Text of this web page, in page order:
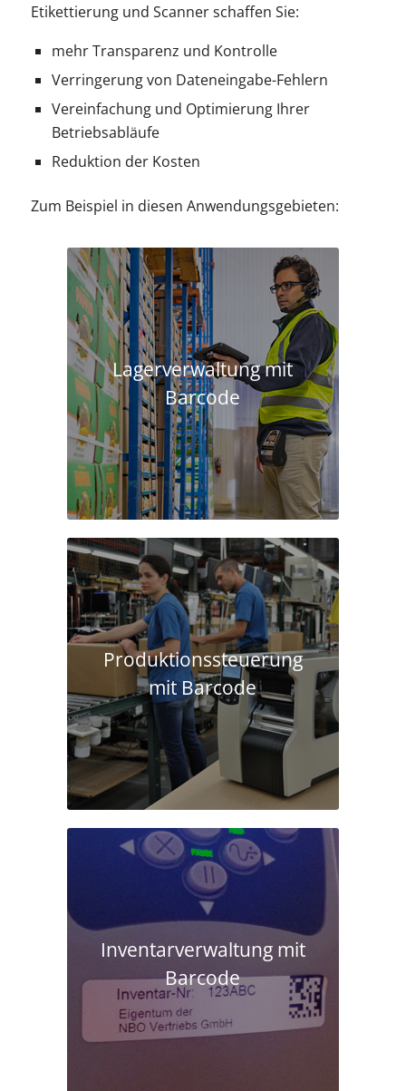
Etikettierung und Scanner schaffen Sie:
mehr Transparenz und Kontrolle
Verringerung von Dateneingabe-Fehlern
Vereinfachung und Optimierung Ihrer
Betriebsabläufe
Reduktion der Kosten
Zum Beispiel in diesen Anwendungsgebieten:
Lagerverwaltung mit
Barcode
Produktions­steuerung
mit Barcode
Inventarverwaltung mit
Barcode